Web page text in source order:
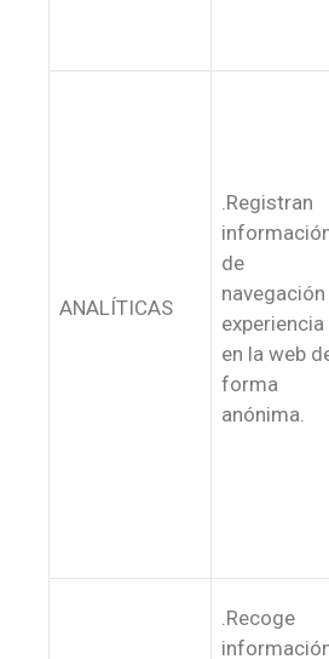
ANALÍTICAS
.Registran
de
navegación
experiencia
en la web
forma
anónima.
.Recoge